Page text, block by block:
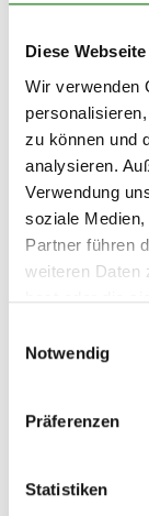
Diese
Wir verwenden
zu können und
analysieren.
Verwendung
soziale
Partner führen
weiteren Daten
hast oder die
Notwendig
Präferenzen
Statistiken
am Ingwer
NICHT
Wir
Darauf sind
die